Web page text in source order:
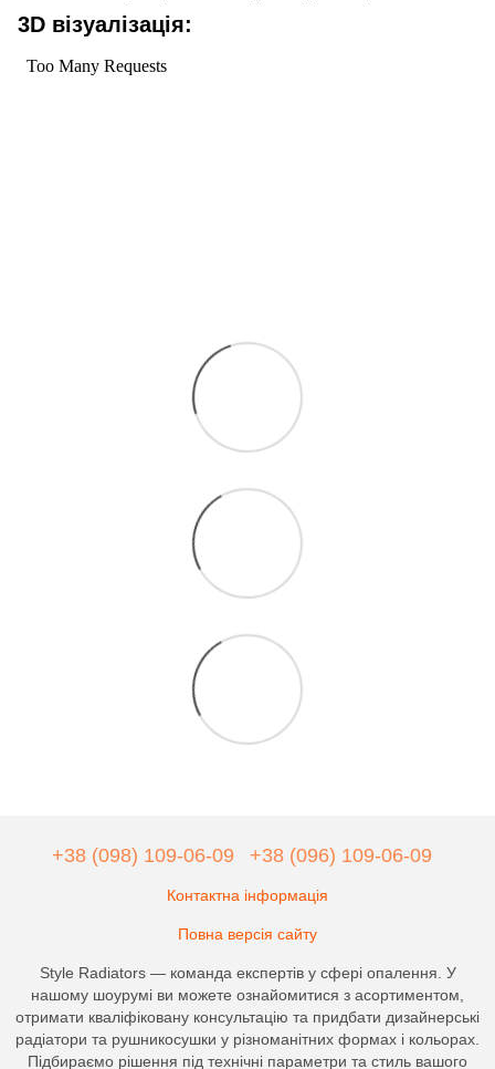
3D візуалізація:
+38 (098) 109-06-09 +38 (096) 109-06-09
Контактна інформація
Повна версія сайту
Style Radiators — команда експертів у сфері опалення. У
нашому шоурумі ви можете ознайомитися з асортиментом,
отримати кваліфіковану консультацію та придбати дизайнерські
радіатори та рушникосушки у різноманітних формах і кольорах.
Підбираємо рішення під технічні параметри та стиль вашого